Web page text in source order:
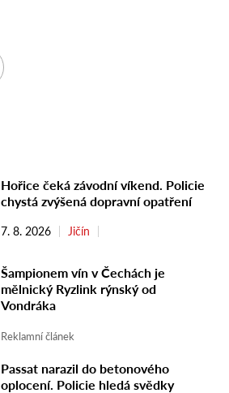
Hořice čeká závodní víkend. Policie
chystá zvýšená dopravní opatření
7. 8. 2026 Jičín
Šampionem vín v Čechách je
mělnický Ryzlink rýnský od
Vondráka
Reklamní článek
Passat narazil do betonového
oplocení. Policie hledá svědky